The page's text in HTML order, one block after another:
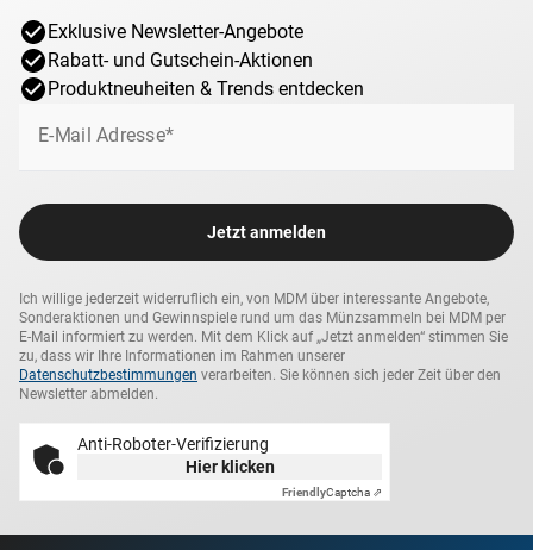
Exklusive Newsletter-Angebote
Rabatt- und Gutschein-Aktionen
Produktneuheiten & Trends entdecken
E-Mail Adresse*
Jetzt anmelden
Ich willige jederzeit widerruflich ein, von MDM über interessante Angebote,
Sonderaktionen und Gewinnspiele rund um das Münzsammeln bei MDM per
E-Mail informiert zu werden. Mit dem Klick auf „Jetzt anmelden“ stimmen Sie
zu, dass wir Ihre Informationen im Rahmen unserer
Datenschutzbestimmungen verarbeiten. Sie können sich jeder Zeit über den
Newsletter abmelden.
Anti-Roboter-Verifizierung
Hier klicken
FriendlyCaptcha ⇗